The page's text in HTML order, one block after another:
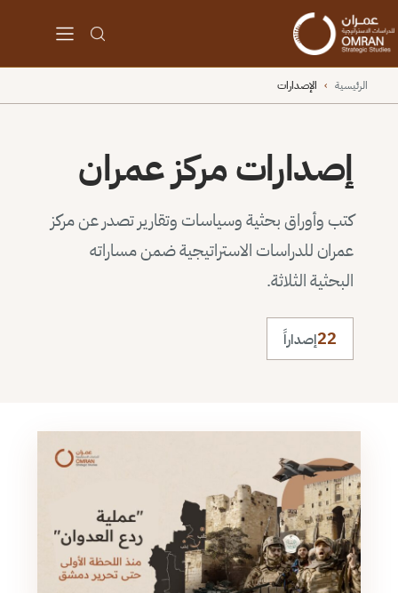
الرئيسية › الإصدارات
إصدارات مركز عمران
كتب وأوراق بحثية وسياسات وتقارير تصدر عن مركز
عمران للدراسات الاستراتيجية ضمن مساراته
البحثية الثلاثة.
22إصداراً